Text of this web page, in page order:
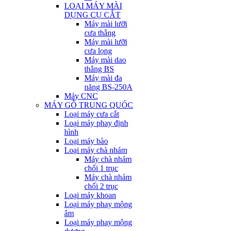
LOẠI MÁY MÀI
DỤNG CỤ CẮT
Máy mài lưỡi
cưa thẳng
Máy mài lưỡi
cưa lọng
Máy mài dao
thẳng BS
Máy mài đa
năng BS-250A
Máy CNC
MÁY GỖ TRUNG QUÓC
Loại máy cưa cắt
Loại máy phay định
hình
Loại máy bào
Loại máy chà nhám
Máy chà nhám
chổi 1 trục
Máy chà nhám
chổi 2 trục
Loại máy khoan
Loại máy phay mộng
âm
Loại máy phay mộng